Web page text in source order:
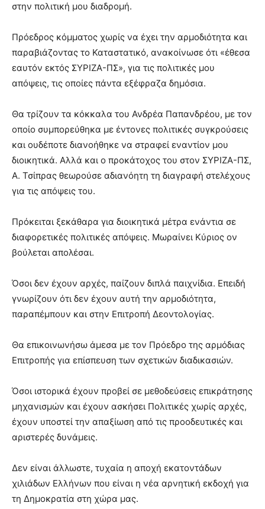
στην πολιτική μου διαδρομή.
Πρόεδρος κόμματος χωρίς να έχει την αρμοδιότητα και
παραβιάζοντας το Καταστατικό, ανακοίνωσε ότι «έθεσα
εαυτόν εκτός ΣΥΡΙΖΑ-ΠΣ», για τις πολιτικές μου
απόψεις, τις οποίες πάντα εξέφραζα δημόσια.
Θα τρίζουν τα κόκκαλα του Ανδρέα Παπανδρέου, με τον
οποίο συμπορεύθηκα με έντονες πολιτικές συγκρούσεις
και ουδέποτε διανοήθηκε να στραφεί εναντίον μου
διοικητικά. Αλλά και ο προκάτοχος του στον ΣΥΡΙΖΑ-ΠΣ,
Α. Τσίπρας θεωρούσε αδιανόητη τη διαγραφή στελέχους
για τις απόψεις του.
Πρόκειται ξεκάθαρα για διοικητικά μέτρα ενάντια σε
διαφορετικές πολιτικές απόψεις. Μωραίνει Κύριος ον
βούλεται απολέσαι.
Όσοι δεν έχουν αρχές, παίζουν διπλά παιχνίδια. Επειδή
γνωρίζουν ότι δεν έχουν αυτή την αρμοδιότητα,
παραπέμπουν και στην Επιτροπή Δεοντολογίας.
Θα επικοινωνήσω άμεσα με τον Πρόεδρο της αρμόδιας
Επιτροπής για επίσπευση των σχετικών διαδικασιών.
Όσοι ιστορικά έχουν προβεί σε μεθοδεύσεις επικράτησης
μηχανισμών και έχουν ασκήσει Πολιτικές χωρίς αρχές,
έχουν υποστεί την απαξίωση από τις προοδευτικές και
αριστερές δυνάμεις.
Δεν είναι άλλωστε, τυχαία η αποχή εκατοντάδων
χιλιάδων Ελλήνων που είναι η νέα αρνητική εκδοχή για
τη Δημοκρατία στη χώρα μας.